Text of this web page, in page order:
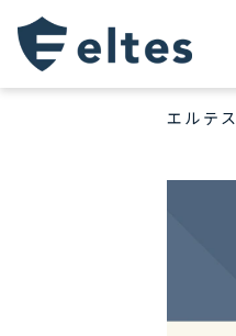
エルテス